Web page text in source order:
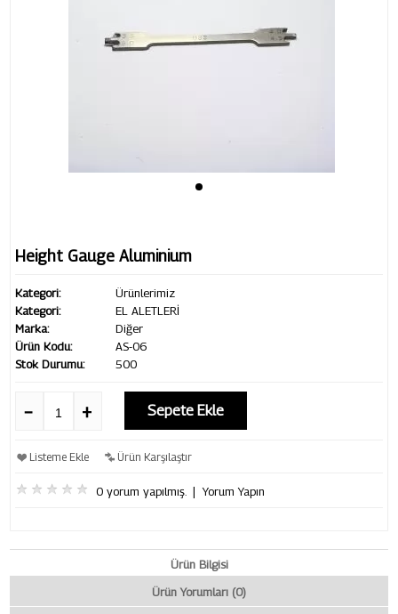
Height Gauge Aluminium
Kategori:
Ürünlerimiz
Kategori:
EL ALETLERİ
Marka:
Diğer
Ürün Kodu:
AS-06
Stok Durumu:
500
Sepete Ekle
Listeme Ekle Ürün Karşılaştır
0 yorum yapılmış. |Yorum Yapın
Ürün Bilgisi
Ürün Yorumları (0)